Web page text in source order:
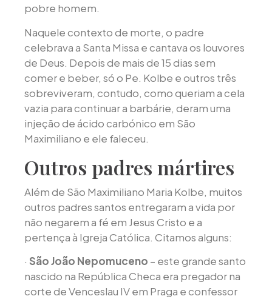
pobre homem.
Naquele contexto de morte, o padre
celebrava a Santa Missa e cantava os louvores
de Deus. Depois de mais de 15 dias sem
comer e beber, só o Pe. Kolbe e outros três
sobreviveram, contudo, como queriam a cela
vazia para continuar a barbárie, deram uma
injeção de ácido carbónico em São
Maximiliano e ele faleceu.
Outros padres mártires
Além de São Maximiliano Maria Kolbe, muitos
outros padres santos entregaram a vida por
não negarem a fé em Jesus Cristo e a
pertença à Igreja Católica. Citamos alguns:
· São João Nepomuceno – este grande santo
nascido na República Checa era pregador na
corte de Venceslau IV em Praga e confessor